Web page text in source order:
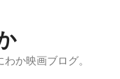
か映画ブログ。